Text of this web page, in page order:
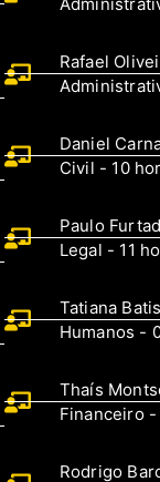
Rafael
Daniel
Civil - 10
Paulo
Legal - 11
Tatiana
Humanos -
Thaís
Financeiro
Rodrigo